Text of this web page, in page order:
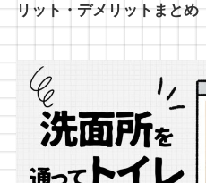
リット・デメリットまとめ